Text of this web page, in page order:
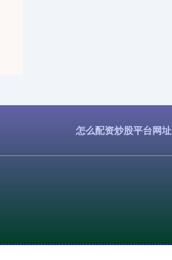
怎么配资炒股平台网址